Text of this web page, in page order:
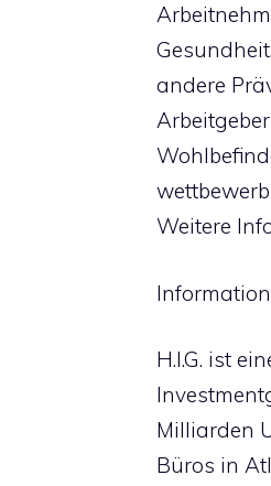
andere
Weitere
H.I.G. ist
Milliarden
Büros in